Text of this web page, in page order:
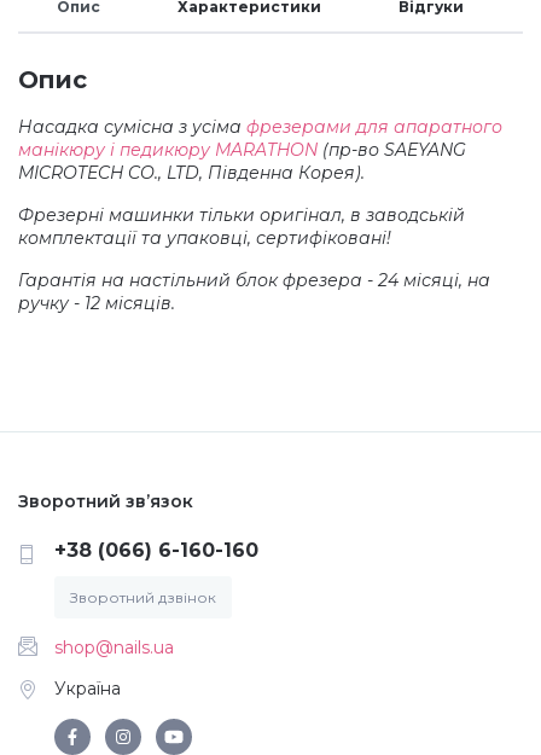
Опис Характеристики Відгуки
Опис
Насадка сумісна з усіма фрезерами для апаратного
манікюру і педикюру MARATHON (пр-во SAEYANG
MICROTECH CO., LTD, Південна Корея).
Фрезерні машинки тільки оригінал, в заводській
комплектації та упаковці, сертифіковані!
Гарантія на настільний блок фрезера - 24 місяці, на
ручку - 12 місяців.
Зворотний зв’язок
+38 (066) 6-160-160
Зворотний дзвінок
shop@nails.ua
Україна